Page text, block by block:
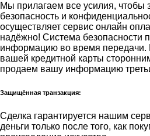
Мы прилагаем все усилия, чтобы
безопасность и
осуществляет сервис онлайн
надёжно! Система
информацию во время
вашей кредитной карты
продаем вашу информацию
Защищённая транзакция:
Сделка гарантируется нашим
деньги только после того, как